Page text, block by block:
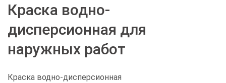
Краска водно-
дисперсионная для
наружных работ
Краска водно-дисперсионная